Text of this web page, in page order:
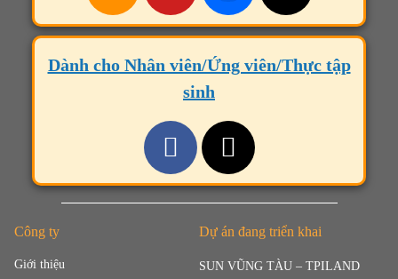
Dành cho Nhân viên/Ứng viên/Thực tập
sinh
Công ty
Giới thiệu
Dự án đang triển khai
SUN VŨNG TÀU – TPILAND